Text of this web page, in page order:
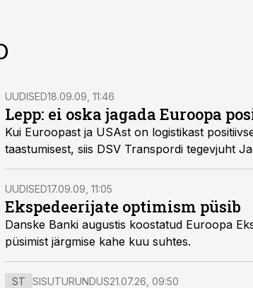
UUDISED18.09.09, 11:46
Lepp: ei oska jagada Euroopa
Kui Euroopast ja USAst on logistikast
taastumisest, siis DSV Transpordi tegevjuht
UUDISED17.09.09, 11:05
Ekspedeerijate optimism püsib
Danske Banki augustis koostatud Euroopa
püsimist järgmise kahe kuu suhtes.
ST SISUTURUNDUS21.07.26, 09:50